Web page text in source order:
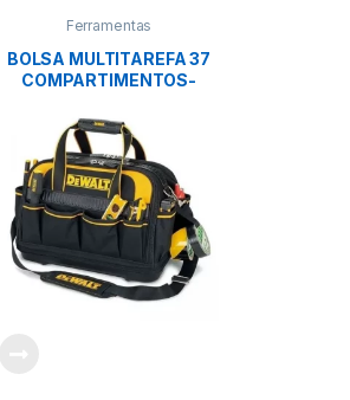
Ferramentas
BOLSA MULTITAREFA 37
COMPARTIMENTOS-